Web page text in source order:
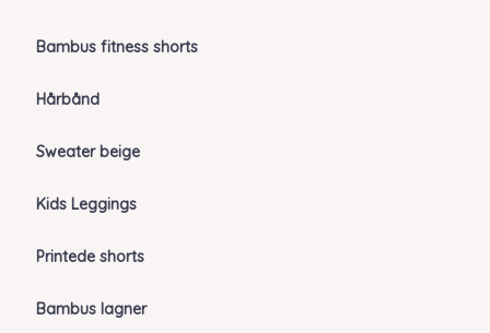
Bambus fitness shorts
Hårbånd
Sweater beige
Kids Leggings
Printede shorts
Bambus lagner